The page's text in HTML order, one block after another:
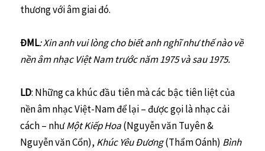
thương với âm giai đó.
ĐML: Xin anh vui lòng cho biết anh nghĩ như thế nào về
nền âm nhạc Việt Nam trước năm 1975 và sau 1975.
LD: Những ca khúc đầu tiên mà các bậc tiên liệt của
nền âm nhạc Việt-Nam để lại – được gọi là nhạc cải
cách – nhưMột Kiếp Hoa(Nguyễn văn Tuyên &
Nguyễn văn Cổn), Khúc Yêu Đương(Thẩm Oánh) Bình